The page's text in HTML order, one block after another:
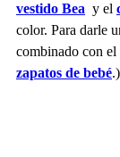
vestido Bea y el
color. Para darle
combinado con el
zapatos de bebé.)